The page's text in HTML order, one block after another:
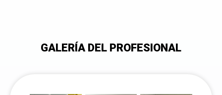
GALERÍA DEL PROFESIONAL